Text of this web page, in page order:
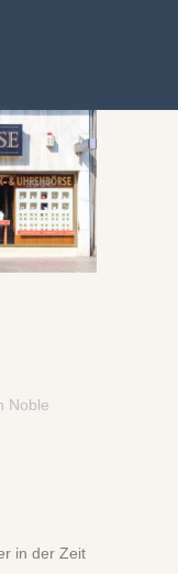
Noble
in der Zeit